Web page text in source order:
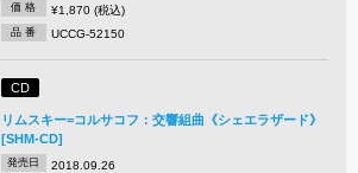
価 格 ¥1,870 (税込)
品 番 UCCG-52150
CD
リムスキー=コルサコフ：交響組曲《シェエラザード》
[SHM-CD]
発売日 2018.09.26